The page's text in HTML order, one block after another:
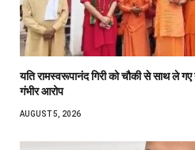
यति रामस्वरूपानंद गिरी को चौकी से साथ ले गए
गंभीर आरोप
AUGUST 5, 2026